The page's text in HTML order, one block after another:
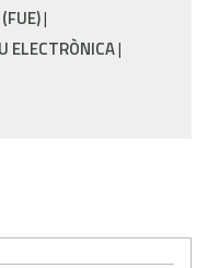
ELECTRÒNICA